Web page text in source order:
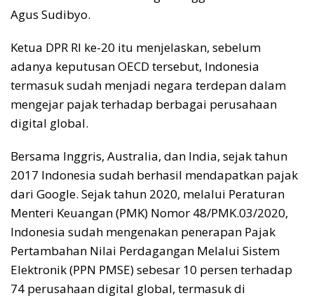
Agus Sudibyo.
Ketua DPR RI ke-20 itu menjelaskan, sebelum
adanya keputusan OECD tersebut, Indonesia
termasuk sudah menjadi negara terdepan dalam
mengejar pajak terhadap berbagai perusahaan
digital global.
Bersama Inggris, Australia, dan India, sejak tahun
2017 Indonesia sudah berhasil mendapatkan pajak
dari Google. Sejak tahun 2020, melalui Peraturan
Menteri Keuangan (PMK) Nomor 48/PMK.03/2020,
Indonesia sudah mengenakan penerapan Pajak
Pertambahan Nilai Perdagangan Melalui Sistem
Elektronik (PPN PMSE) sebesar 10 persen terhadap
74 perusahaan digital global, termasuk di